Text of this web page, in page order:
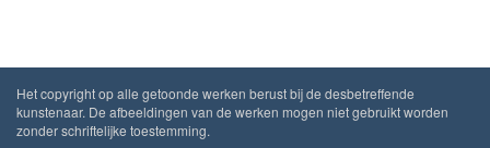
Het copyright op alle getoonde werken berust bij de desbetreffende
kunstenaar. De afbeeldingen van de werken mogen niet gebruikt worden
zonder schriftelijke toestemming.